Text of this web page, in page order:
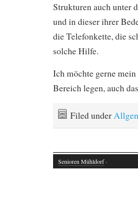
Strukturen auch unter
und in dieser ihrer
die Telefonkette, die
solche Hilfe.
Ich möchte gerne
Bereich legen, auch
Filed under
Senioren Mühldorf·